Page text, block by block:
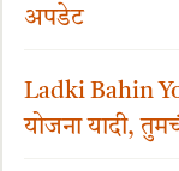
अपडेट
Ladki Bahin
योजना यादी,